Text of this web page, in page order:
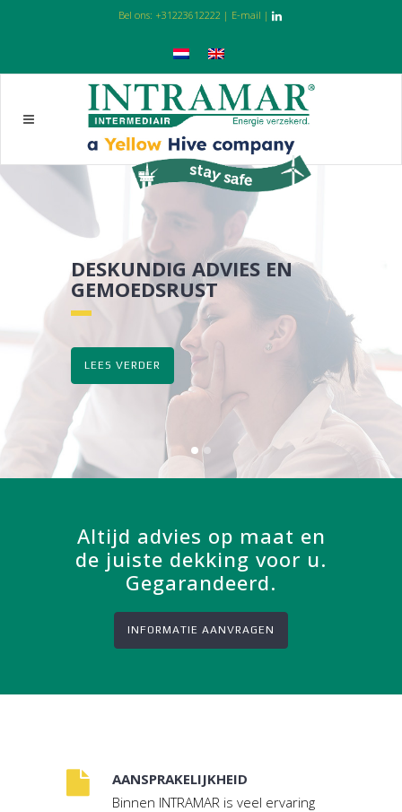
Bel ons: +31223612222 | E-mail |
DESKUNDIG ADVIES EN
GEMOEDSRUST
LEES VERDER
Altijd advies op maat en
de juiste dekking voor u.
Gegarandeerd.
INFORMATIE AANVRAGEN
AANSPRAKELIJKHEID
Binnen INTRAMAR is veel ervaring